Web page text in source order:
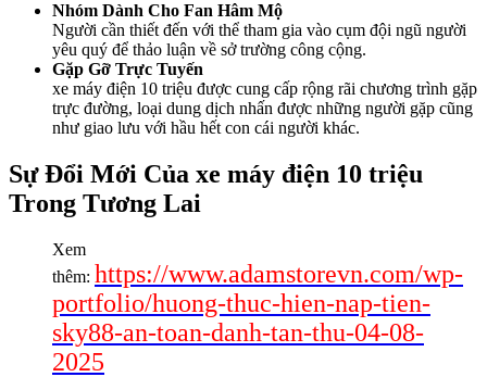
Nhóm Dành Cho Fan Hâm Mộ
Người cần thiết đến với thể tham gia vào cụm đội ngũ người
yêu quý để thảo luận về sở trường công cộng.
Gặp Gỡ Trực Tuyến
xe máy điện 10 triệu được cung cấp rộng rãi chương trình gặp
trực đường, loại dung dịch nhấn được những người gặp cũng
như giao lưu với hầu hết con cái người khác.
Sự Đổi Mới Của xe máy điện 10 triệu
Trong Tương Lai
Xem
thêm: https://www.adamstorevn.com/wp-
portfolio/huong-thuc-hien-nap-tien-
sky88-an-toan-danh-tan-thu-04-08-
2025